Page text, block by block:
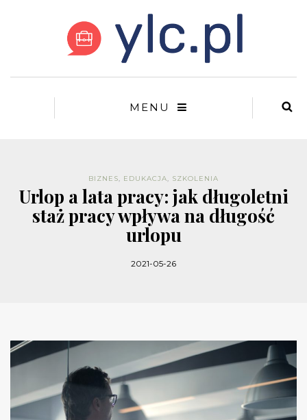
MENU
BIZNES, EDUKACJA, SZKOLENIA
Urlop a lata pracy: jak długoletni
staż pracy wpływa na długość
urlopu
2021-05-26